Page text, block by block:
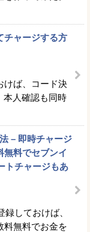
チャージする方
けば、コード決
本人確認も同時
– 即時チャージ
無料でセブンイ
トチャージもあ
しておけば、
料無料でお金を